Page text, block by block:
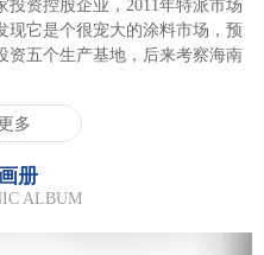
资控股企业，2011年特派市场
现它是个很宠大的涂料市场，预
资五个生产基地，后来考察海南
多
册
ALBUM